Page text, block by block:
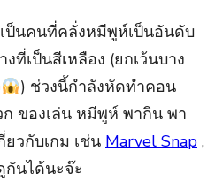
ป็นคนที่คลั่งหมีพูห์เป็นอันดับ
ที่เป็นสีเหลือง (ยกเว้นบาง
) ช่วงนี้กำลังหัดทำคอน
ของเล่น หมีพูห์ พากิน พา
วกับเกม เช่น Marvel Snap ,
นได้นะจ๊ะ